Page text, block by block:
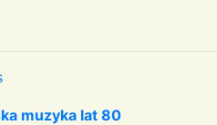
muzyka lat 80